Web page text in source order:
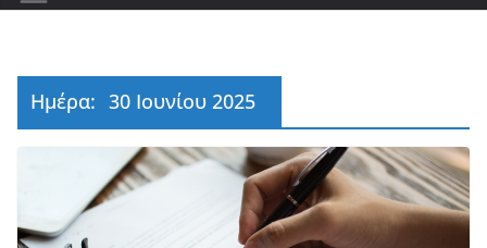
Ημέρα: 30 Ιουνίου 2025